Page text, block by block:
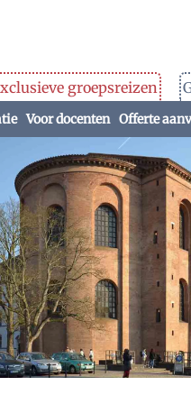
groepsreizen
Voor docenten Offerte